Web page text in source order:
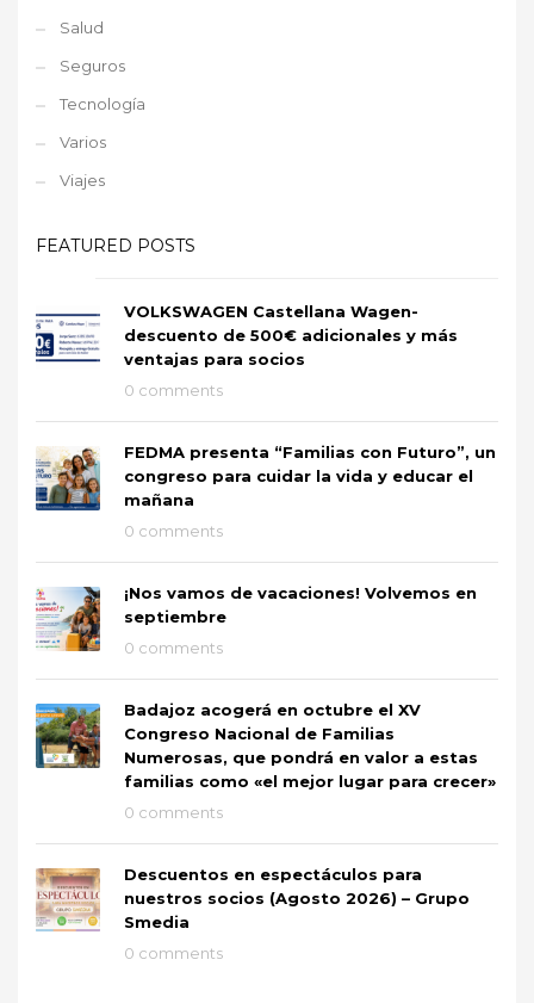
Salud
Seguros
Tecnología
Varios
Viajes
FEATURED POSTS
VOLKSWAGEN Castellana Wagen-
descuento de 500€ adicionales y más
ventajas para socios
0 comments
FEDMA presenta “Familias con Futuro”, un
congreso para cuidar la vida y educar el
mañana
0 comments
¡Nos vamos de vacaciones! Volvemos en
septiembre
0 comments
Badajoz acogerá en octubre el XV
Congreso Nacional de Familias
Numerosas, que pondrá en valor a estas
familias como «el mejor lugar para crecer»
0 comments
Descuentos en espectáculos para
nuestros socios (Agosto 2026) – Grupo
Smedia
0 comments